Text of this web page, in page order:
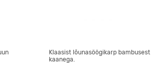
Klaasist lõunasöögikarp bambusest
kaanega.